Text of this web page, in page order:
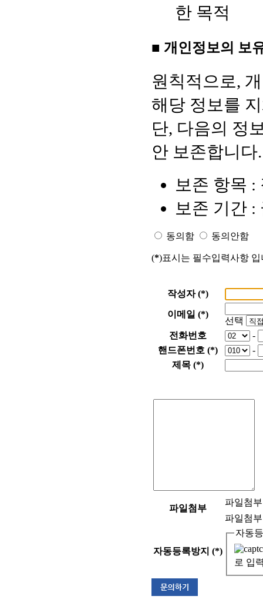
한 목적
■ 개인정보의 보
원칙적으로,
해당 정보를
단, 다음의 정
안 보존합니다.
보존 항목 :
보존 기간 :
동의함 동의안함
(*)표시는 필수입력사항 입
작성자 (*)
이메일 (*)
선택
전화번호
-
핸드폰번호 (*)
-
제목 (*)
파일첨부
파일첨
파일첨
자동등록방지 (*)
자동
로 입